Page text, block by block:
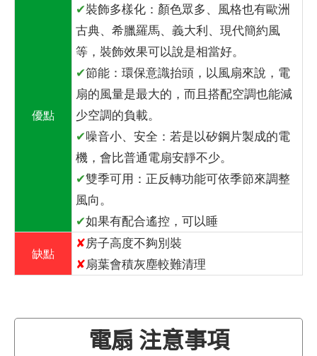
優點
✔裝飾多樣化：顏色眾多、風格也有歐洲
古典、希臘羅馬、義大利、現代簡約風
等，裝飾效果可以說是相當好。
✔節能：環保意識抬頭，以風扇來說，電
扇的風量是最大的，而且搭配空調也能減
少空調的負載。
✔噪音小、安全：若是以矽鋼片製成的電
機，會比普通電扇安靜不少。
✔雙季可用：正反轉功能可依季節來調整
風向。
✔如果有配合遙控，可以睡
缺點
✘房子高度不夠別裝
✘扇葉會積灰塵較難清理
電扇 注意事項